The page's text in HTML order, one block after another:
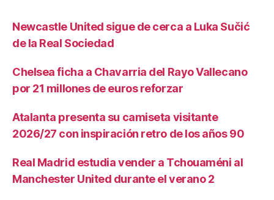
Newcastle United sigue de cerca a Luka Sučić
de la Real Sociedad
Chelsea ficha a Chavarria del Rayo Vallecano
por 21 millones de euros reforzar
Atalanta presenta su camiseta visitante
2026/27 con inspiración retro de los años 90
Real Madrid estudia vender a Tchouaméni al
Manchester United durante el verano 2